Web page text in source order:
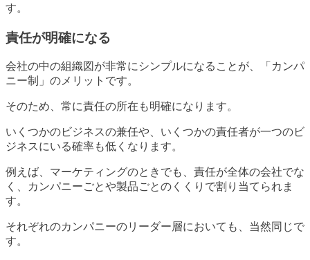
す。
責任が明確になる
会社の中の組織図が非常にシンプルになることが、「カンパ
ニー制」のメリットです。
そのため、常に責任の所在も明確になります。
いくつかのビジネスの兼任や、いくつかの責任者が一つのビ
ジネスにいる確率も低くなります。
例えば、マーケティングのときでも、責任が全体の会社でな
く、カンパニーごとや製品ごとのくくりで割り当てられま
す。
それぞれのカンパニーのリーダー層においても、当然同じで
す。